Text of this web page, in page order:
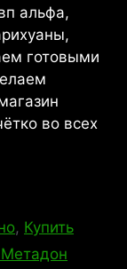
альфа,
готовыми
во всех
, Купить
Метадон